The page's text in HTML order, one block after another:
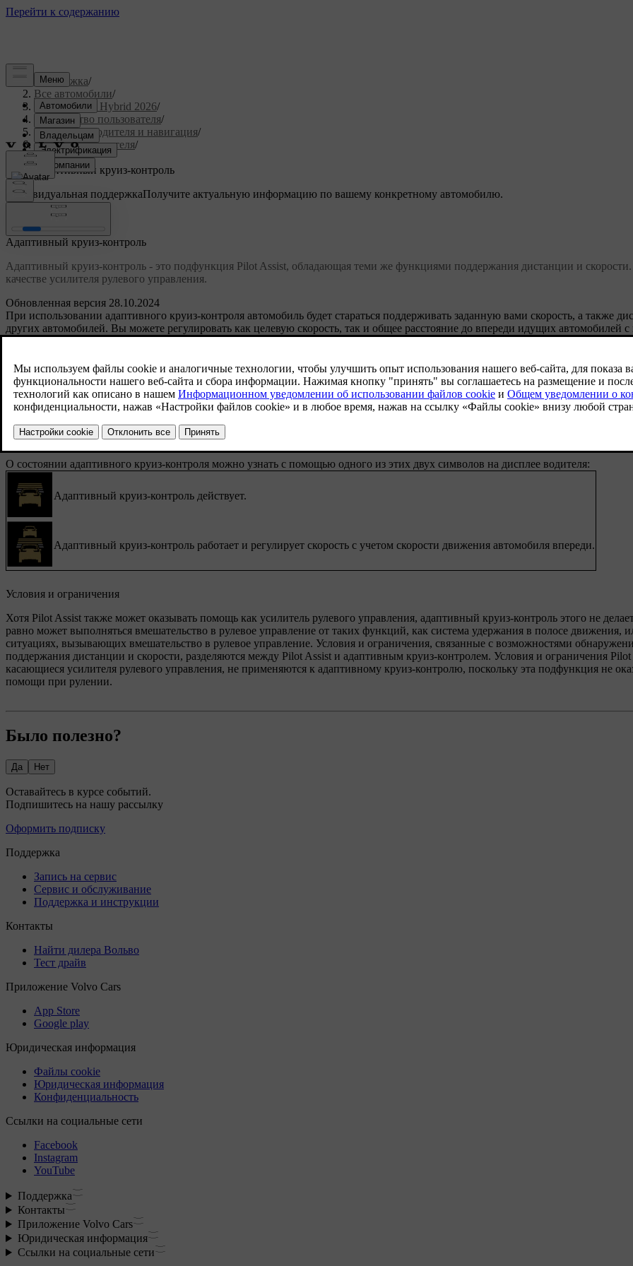
Поддержка/
Все автомобили/
XC90 Plug-in Hybrid 2026/
Руководство пользователя/
Поддержка водителя и навигация/
Поддержка водителя/
Pilot Assist/
Адаптивный круиз-контроль
Индивидуальная поддержкаПолучите актуальную информацию по вашему конкретному автомобилю.
Обновленная версия 28.10.2024
Адаптивный круиз-контроль
Адаптивный круиз-контроль - это подфункция Pilot Assist, обладающая теми же функциями поддержания дистанции и
качестве усилителя рулевого управления.
При использовании адаптивного круиз-контроля автомобиль будет стараться поддерживать заданную вами скорость, а также
других автомобилей. Вы можете регулировать как целевую скорость, так и общее расстояние до впереди идущих автомобилей
элементов управления на рулевом колесе.
В настройках можно установить адаптивный круиз-контроль в качестве функции вспомогательного вождения по умолчанию.
активировать его с помощью кнопки Pilot Assist
на рулевом колесе.
на панели органов управления на рулевом колесе с левой стороны.
О состоянии адаптивного круиз-контроля можно узнать с помощью одного из этих двух символов на дисплее водителя:
Адаптивный круиз-контроль действует.
Адаптивный круиз-контроль работает и регулирует скорость с учетом скорости движения автомобиля впереди.
Условия и ограничения
Хотя Pilot Assist также может оказывать помощь как усилитель рулевого управления, адаптивный круиз-контроль этого не
равно может выполняться вмешательство в рулевое управление от таких функций, как система удержания в полосе движения,
ситуациях, вызывающих вмешательство в рулевое управление. Условия и ограничения, связанные с возможностями
поддержания дистанции и скорости, разделяются между Pilot Assist и адаптивным круиз-контролем. Условия и ограничения Pilot
касающиеся усилителя рулевого управления, не применяются к адаптивному круиз-контролю, поскольку эта подфункция не
помощи при рулении.
Было полезно?
Да Нет